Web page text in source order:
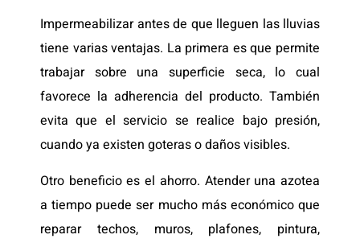
Impermeabilizar antes de que lleguen las lluvias
tiene varias ventajas. La primera es que permite
trabajar sobre una superficie seca, lo cual
favorece la adherencia del producto. También
evita que el servicio se realice bajo presión,
cuando ya existen goteras o daños visibles.
Otro beneficio es el ahorro. Atender una azotea
a tiempo puede ser mucho más económico que
reparar techos, muros, plafones, pintura,